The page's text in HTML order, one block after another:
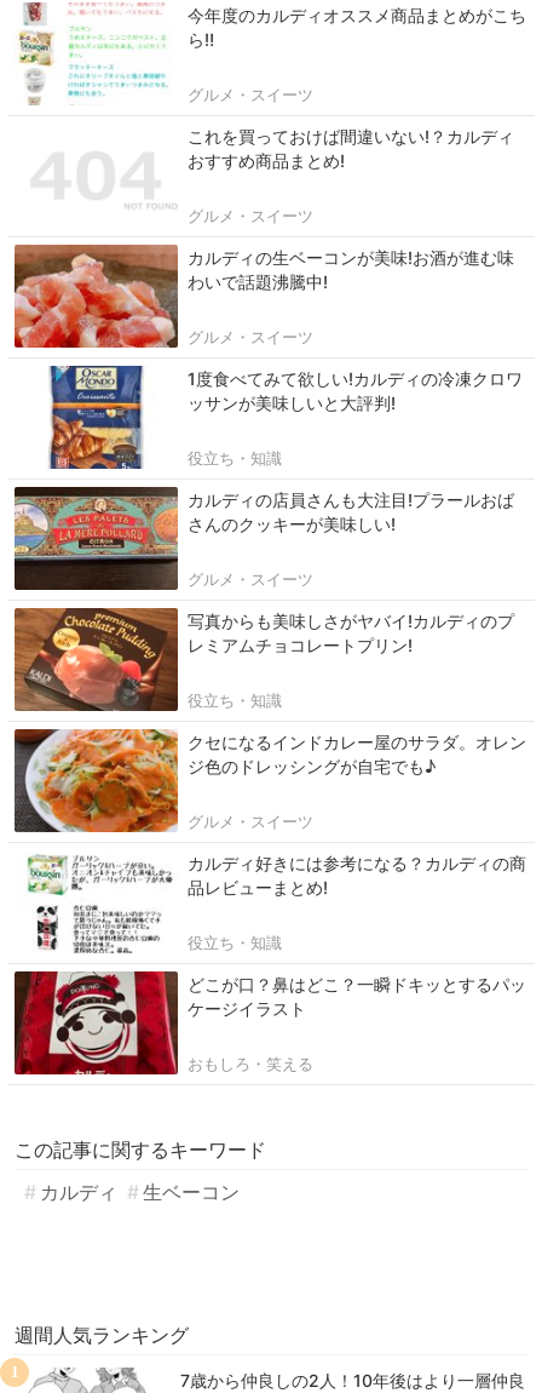
今年度のカルディオススメ商品まとめがこち
ら‼
グルメ・スイーツ
これを買っておけば間違いない!？カルディ
おすすめ商品まとめ!
グルメ・スイーツ
カルディの生ベーコンが美味!お酒が進む味
わいで話題沸騰中!
グルメ・スイーツ
1度食べてみて欲しい!カルディの冷凍クロワ
ッサンが美味しいと大評判!
役立ち・知識
カルディの店員さんも大注目!プラールおば
さんのクッキーが美味しい!
グルメ・スイーツ
写真からも美味しさがヤバイ!カルディのプ
レミアムチョコレートプリン!
役立ち・知識
クセになるインドカレー屋のサラダ。オレン
ジ色のドレッシングが自宅でも♪
グルメ・スイーツ
カルディ好きには参考になる？カルディの商
品レビューまとめ!
役立ち・知識
どこが口？鼻はどこ？一瞬ドキッとするパッ
ケージイラスト
おもしろ・笑える
この記事に関するキーワード
カルディ
生ベーコン
週間人気ランキング
7歳から仲良しの2人！10年後はより一層仲良
1